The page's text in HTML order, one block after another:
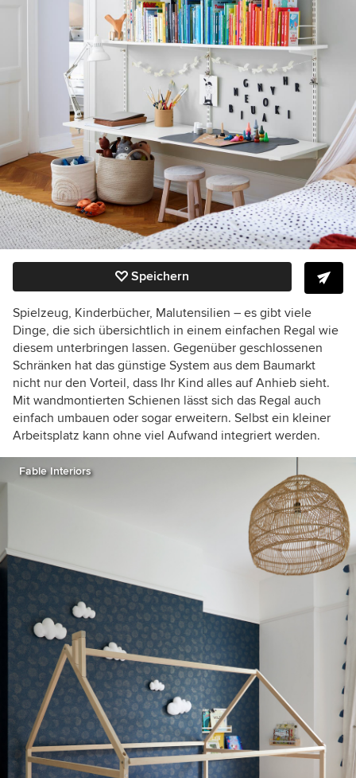
Speichern
Spielzeug, Kinderbücher, Malutensilien – es gibt viele
Dinge, die sich übersichtlich in einem einfachen Regal wie
diesem unterbringen lassen. Gegenüber geschlossenen
Schränken hat das günstige System aus dem Baumarkt
nicht nur den Vorteil, dass Ihr Kind alles auf Anhieb sieht.
Mit wandmontierten Schienen lässt sich das Regal auch
einfach umbauen oder sogar erweitern. Selbst ein kleiner
Arbeitsplatz kann ohne viel Aufwand integriert werden.
Fable Interiors